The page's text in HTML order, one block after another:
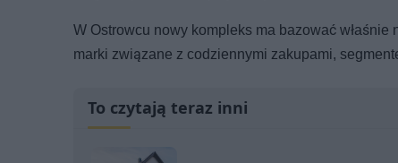
W Ostrowcu nowy kompleks ma bazować
marki związane z codziennymi zakupami,
To czytają teraz inni